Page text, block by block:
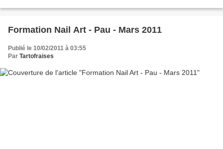
Formation Nail Art - Pau - Mars 2011
Publié le 10/02/2011 à 03:55
Par Tartofraises